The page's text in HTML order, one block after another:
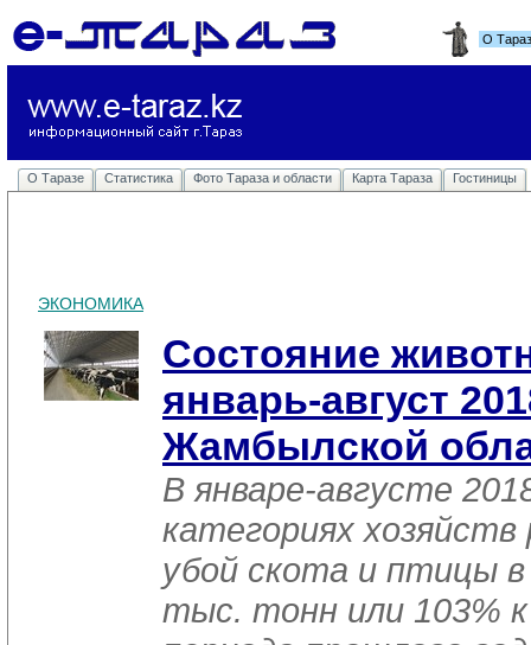
О
О Таразе Статистика Фото Тараза и области Карта Тараза Гостиницы
ЭКОНОМИКА
Состояние
январь-август
Жамбылской
В январе-августе
категориях хозяйств
убой скота и птицы
тыс. тонн или 103%